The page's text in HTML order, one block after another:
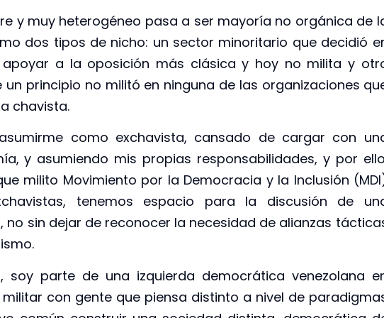
y muy heterogéneo pasa a ser mayoría no orgánica de
dos tipos de nicho: un sector minoritario que decidió
a la oposición más clásica y hoy no milita y
principio no militó en ninguna de las organizaciones
chavista.
como exchavista, cansado de cargar con
y asumiendo mis propias responsabilidades, y por
milito Movimiento por la Democracia y la Inclusión
tenemos espacio para la discusión de
sin dejar de reconocer la necesidad de alianzas
soy parte de una izquierda democrática venezolana
con gente que piensa distinto a nivel de